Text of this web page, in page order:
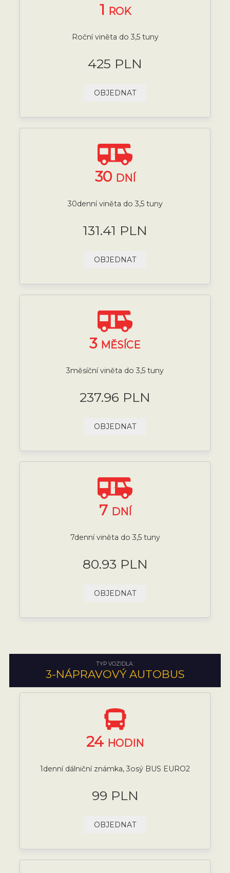
1 ROK
Roční viněta do 3,5 tuny
425 PLN
OBJEDNAT
30 DNÍ
30denní viněta do 3,5 tuny
131.41 PLN
OBJEDNAT
3 MĚSÍCE
3měsíční viněta do 3,5 tuny
237.96 PLN
OBJEDNAT
7 DNÍ
7denní viněta do 3,5 tuny
80.93 PLN
OBJEDNAT
TYP VOZIDLA:
3-NÁPRAVOVÝ AUTOBUS
24 HODIN
1denní dálniční známka, 3osý BUS EURO2
99 PLN
OBJEDNAT